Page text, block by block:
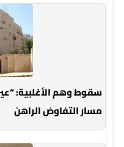
سقوط وهم الأغلبية:
مسار التفاوض الراهن